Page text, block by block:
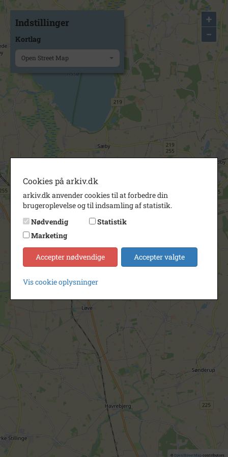
+
−
© OpenStreetMapcontributors.
Indstillinger
Kortlag
Open Street Map
Cookies på arkiv.dk
arkiv.dk anvender cookies til at forbedre din
brugeroplevelse og til indsamling af statistik.
Nødvendig
Statistik
Marketing
Accepter nødvendige Accepter valgte
Vis cookie oplysninger